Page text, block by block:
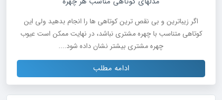
اگر زیباترین و بی نقص ترین کوتاهی ها را انجام بدهید ولی این
کوتاهی متناسب با چهره مشتری نباشد، در نهایت ممکن است عیوب
چهره مشتری بیشتر نشان داده شود....
ادامه مطلب